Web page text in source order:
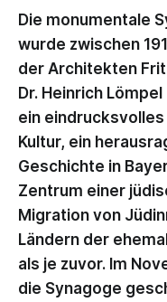
Die monumentale
wurde zwischen
der Architekten
Dr. Heinrich
ein
Kultur, ein
Geschichte in
Zentrum einer
Migration von
Ländern der
als je zuvor. Im
die Synagoge